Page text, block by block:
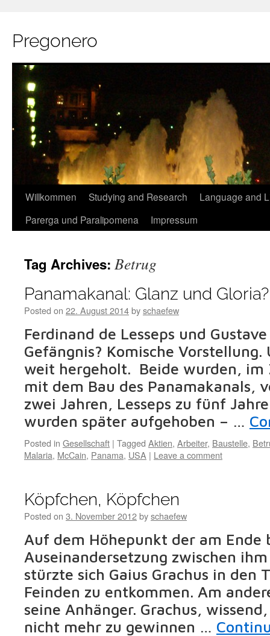
Pregonero
Skip
Willkommen Studying and Research
Language and
Parerga und Paralipomena
Impressum
Tag Archives: Betrug
Panamakanal: Glanz und Gloria?
Posted on 22. August 2014byschaefew
Ferdinand de Lesseps und
Gefängnis? Komische Vorstellung.
weit hergeholt. Beide wurden, im
mit dem Bau des Panamakanals,
zwei Jahren, Lesseps zu fünf
wurden später aufgehoben – …
Posted in Gesellschaft | Tagged Aktien, Arbeiter, Baustelle,
Malaria, McCain, Panama, USA | Leave a comment
Köpfchen, Köpfchen
Posted on 3. November 2012byschaefew
Auf dem Höhepunkt der am Ende
Auseinandersetzung zwischen
stürzte sich Gaius Grachus in den
Feinden zu entkommen. Am
seine Anhänger. Grachus,
nicht mehr zu gewinnen …